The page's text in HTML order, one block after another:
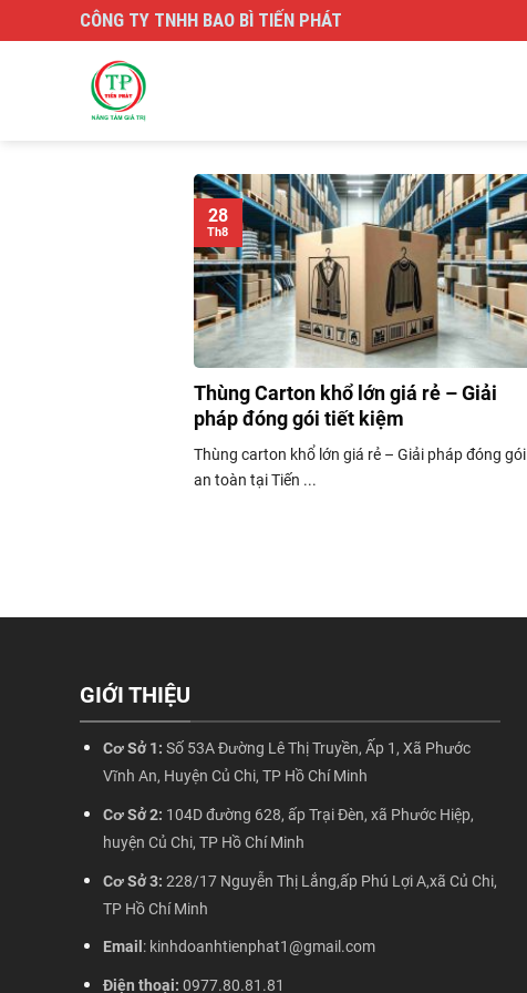
to
CÔNG TY TNHH BAO BÌ TIẾN PHÁT
Thùng Carton khổ lớn giá rẻ – Giải
pháp đóng gói tiết kiệm
Thùng carton khổ lớn giá rẻ – Giải pháp đóng gói
an toàn tại Tiến ...
28
Th8
GIỚI THIỆU
Cơ Sở 1: Số 53A Đường Lê Thị Truyền, Ấp 1, Xã Phước
Vĩnh An, Huyện Củ Chi, TP Hồ Chí Minh
Cơ Sở 2: 104D đường 628, ấp Trại Đèn, xã Phước Hiệp,
huyện Củ Chi, TP Hồ Chí Minh
Cơ Sở 3: 228/17 Nguyễn Thị Lắng,ấp Phú Lợi A,xã Củ Chi,
TP Hồ Chí Minh
Email : kinhdoanhtienphat1@gmail.com
Điện thoại: 0977.80.81.81